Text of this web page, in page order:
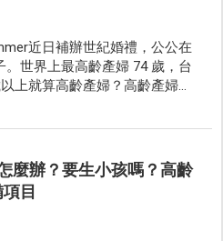
世界上最高齡產婦 74 歲，台
上就算高齡產婦？高齡產婦想
麼辦？要生小孩嗎？高齡
目